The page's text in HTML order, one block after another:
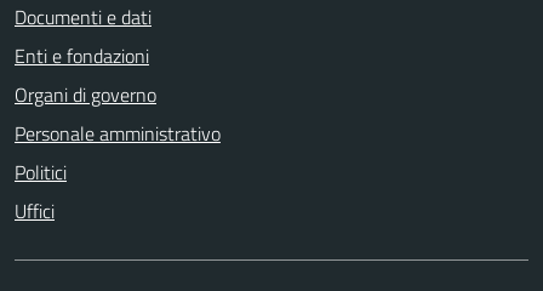
Documenti e dati
Enti e fondazioni
Organi di governo
Personale amministrativo
Politici
Uffici